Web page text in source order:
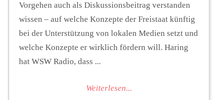
Vorgehen auch als Diskussionsbeitrag verstanden
wissen – auf welche Konzepte der Freistaat künftig
bei der Unterstützung von lokalen Medien setzt und
welche Konzepte er wirklich fördern will. Haring
hat WSW Radio, dass ...
Weiterlesen...